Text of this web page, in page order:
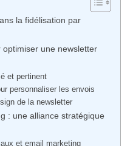
la fidélisation par
une newsletter
et pertinent
personnaliser les envois
de la newsletter
: une alliance stratégique
et email marketing